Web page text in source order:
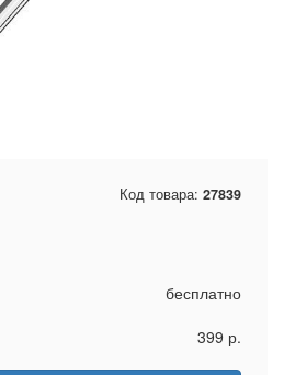
Код товара: 27839
бесплатно
399 р.